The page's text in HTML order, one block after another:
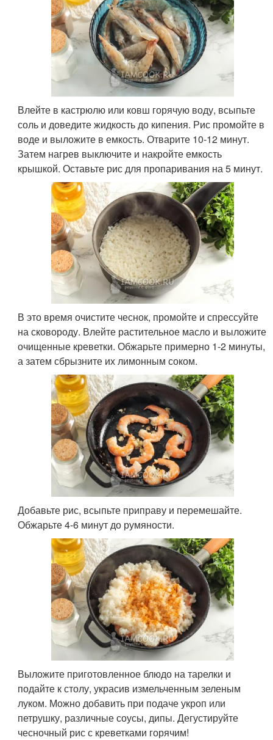
Влейте в кастрюлю или ковш горячую воду, всыпьте
соль и доведите жидкость до кипения. Рис промойте в
воде и выложите в емкость. Отварите 10-12 минут.
Затем нагрев выключите и накройте емкость
крышкой. Оставьте рис для пропаривания на 5 минут.
В это время очистите чеснок, промойте и спрессуйте
на сковороду. Влейте растительное масло и выложите
очищенные креветки. Обжарьте примерно 1-2 минуты,
а затем сбрызните их лимонным соком.
Добавьте рис, всыпьте приправу и перемешайте.
Обжарьте 4-6 минут до румяности.
Выложите приготовленное блюдо на тарелки и
подайте к столу, украсив измельченным зеленым
луком. Можно добавить при подаче укроп или
петрушку, различные соусы, дипы. Дегустируйте
чесночный рис с креветками горячим!